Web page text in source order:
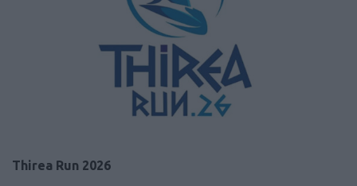
Thirea Run 2026